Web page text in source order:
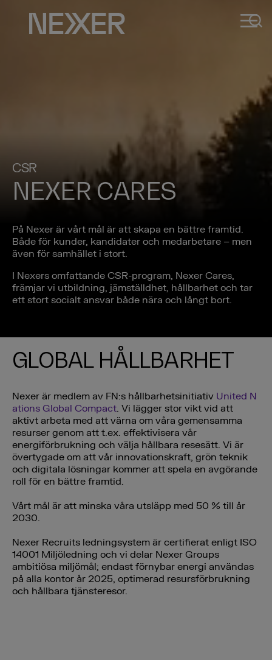
CSR
NEXER CARES
På Nexer är vårt mål är att skapa en bättre framtid.
Både för kunder, kandidater och medarbetare – men
även för samhället i stort.
I Nexers omfattande CSR-program, Nexer Cares,
främjar vi utbildning, jämställdhet, hållbarhet och tar
ett stort socialt ansvar både nära och långt bort.
GLOBAL HÅLLBARHET
Nexer är medlem av FN:s hållbarhetsinitiativ United N
ations Global Compact. Vi lägger stor vikt vid att
aktivt arbeta med att värna om våra gemensamma
resurser genom att t.ex. effektivisera vår
energiförbrukning och välja hållbara resesätt. Vi är
övertygade om att vår innovationskraft, grön teknik
och digitala lösningar kommer att spela en avgörande
roll för en bättre framtid.
Vårt mål är att minska våra utsläpp med 50 % till år
2030.
Nexer Recruits ledningsystem är certifierat enligt ISO
14001 Miljöledning och vi delar Nexer Groups
ambitiösa miljömål; endast förnybar energi användas
på alla kontor år 2025, optimerad resursförbrukning
och hållbara tjänsteresor.